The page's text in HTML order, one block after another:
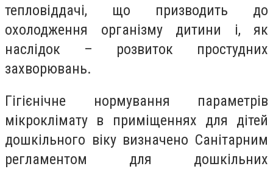
тепловіддачі, що призводить до
охолодження організму дитини і, як
наслідок – розвиток простудних
захворювань.
Гігієнічне нормування параметрів
мікроклімату в приміщеннях для дітей
дошкільного віку визначено Санітарним
регламентом для дошкільних